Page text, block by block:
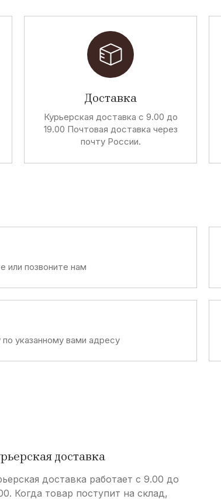
Доставка
Курьерская доставка с 9.00 до
19.00 Почтовая доставка через
почту России.
или позвоните нам
указанному вами адресу
доставка
доставка работает с 9.00 до
Когда товар поступит на склад,